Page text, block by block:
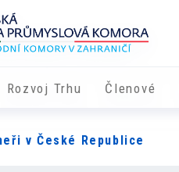
Rozvoj Trhu Členové
v České Republice